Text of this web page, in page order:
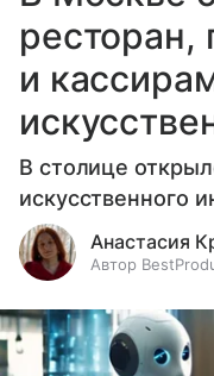
ресторан,
и
В столице
искусственного
Анастасия
Автор